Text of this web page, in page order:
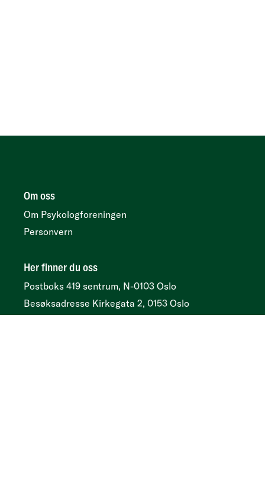
Om oss
Om Psykologforeningen
Personvern
Her finner du oss
Postboks 419 sentrum, N-0103 Oslo
Besøksadresse Kirkegata 2, 0153 Oslo